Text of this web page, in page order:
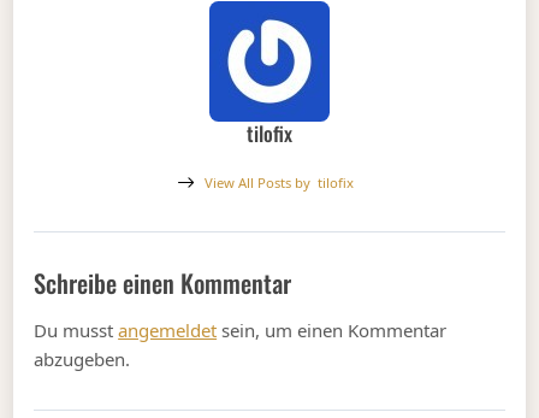
tilofix
View All Posts by tilofix
Schreibe einen Kommentar
Du musstangemeldet sein, um einen Kommentar
abzugeben.